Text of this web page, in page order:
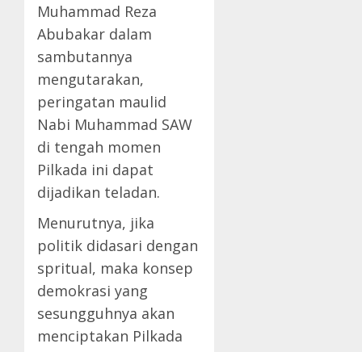
Muhammad Reza
Abubakar dalam
sambutannya
mengutarakan,
peringatan maulid
Nabi Muhammad SAW
di tengah momen
Pilkada ini dapat
dijadikan teladan.
Menurutnya, jika
politik didasari dengan
spritual, maka konsep
demokrasi yang
sesungguhnya akan
menciptakan Pilkada